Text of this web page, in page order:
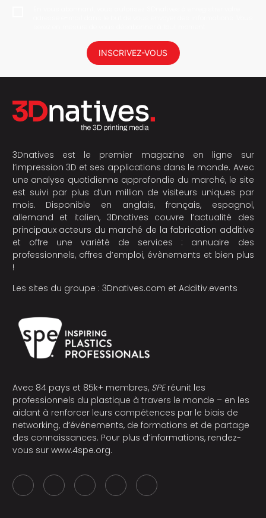
INSCRIVEZ-VOUS
3Dnatives est le premier magazine en ligne sur
l’impression 3D et ses applications dans le monde. Avec
une analyse quotidienne approfondie du marché, le site
est suivi par plus d’un million de visiteurs uniques par
mois. Disponible en anglais, français, espagnol,
allemand et italien, 3Dnatives couvre l’actualité des
principaux acteurs du marché de la fabrication additive
et offre une variété de services : annuaire des
professionnels, offres d’emploi, évènements et bien plus
!
Les sites du groupe : 3Dnatives.com et Additiv.events
Avec 84 pays et 85k+ membres, SPEréunit les
professionnels du plastique à travers le monde – en les
aidant à renforcer leurs compétences par le biais de
networking, d’événements, de formations et de partage
des connaissances. Pour plus d’informations, rendez-
vous sur www.4spe.org.